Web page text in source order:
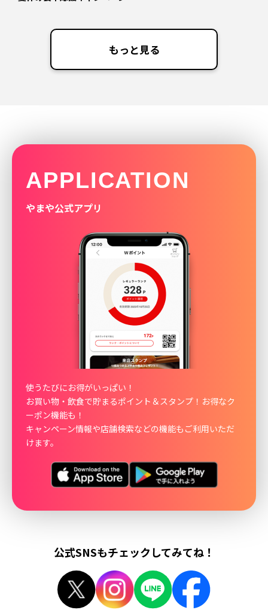
もっと見る
APPLICATION
やまや公式アプリ
使うたびにお得がいっぱい！
お買い物・飲食で貯まるポイント＆スタンプ！お得なク
ーポン機能も！
キャンペーン情報や店舗検索などの機能もご利用いただ
けます。
公式SNSもチェックしてみてね！